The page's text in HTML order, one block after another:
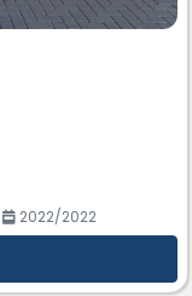
2022/2022